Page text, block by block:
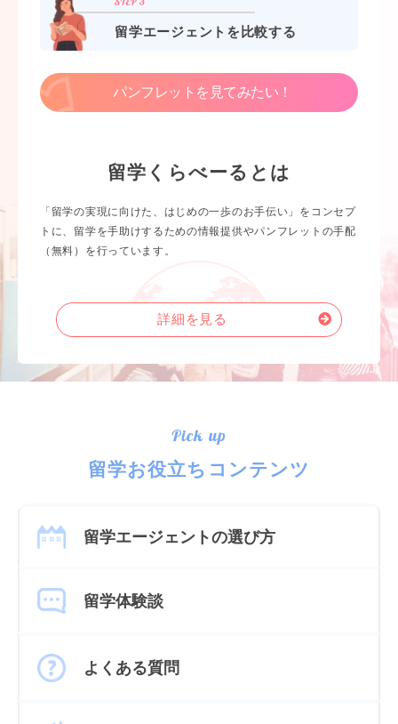
留学エージェントを比較する
パンフレットを見てみたい！
留学くらべーるとは
「留学の実現に向けた、はじめの一歩のお手伝い」をコンセプ
トに、留学を手助けするための情報提供やパンフレットの手配
（無料）を行っています。
詳細を見る
Pick up
留学お役立ちコンテンツ
留学エージェントの選び方
留学体験談
よくある質問